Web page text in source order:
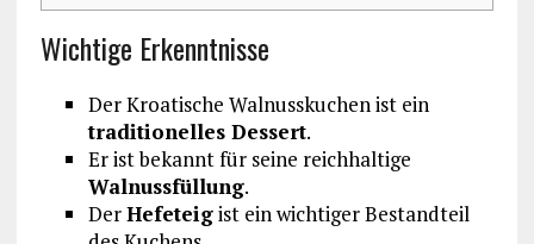
Wichtige Erkenntnisse
Der Kroatische Walnusskuchen ist ein
traditionelles Dessert.
Er ist bekannt für seine reichhaltige
Walnussfüllung.
DerHefeteigist ein wichtiger Bestandteil